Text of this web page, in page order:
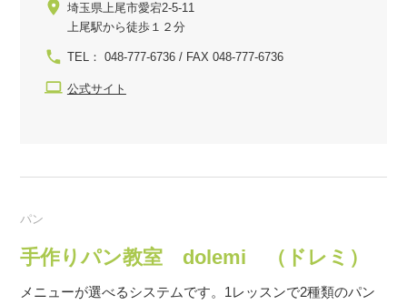
埼玉県上尾市愛宕2-5-11
上尾駅から徒歩１２分
TEL： 048-777-6736 / FAX 048-777-6736
公式サイト
パン
手作りパン教室 dolemi （ドレミ）
メニューが選べるシステムです。1レッスンで2種類のパン